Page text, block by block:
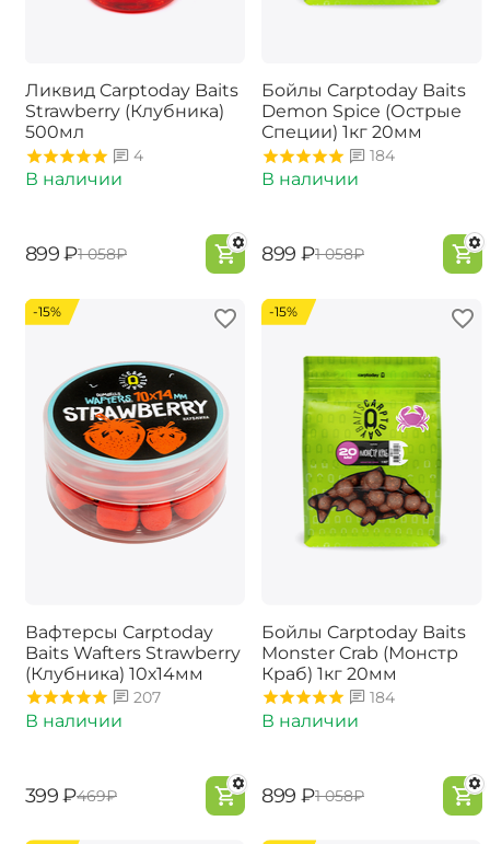
Ликвид Carptoday Baits
Strawberry (Клубника)
500мл
4
В наличии
‍899‍ ₽‍1 058‍₽
Бойлы Carptoday Baits
Demon Spice (Острые
Специи) 1кг 20мм
184
В наличии
‍899‍ ₽‍1 058‍₽
-15%
Вафтерсы Carptoday
Baits Wafters Strawberry
(Клубника) 10х14мм
207
В наличии
‍399‍ ₽‍469‍₽
-15%
Бойлы Carptoday Baits
Monster Crab (Монстр
Краб) 1кг 20мм
184
В наличии
‍899‍ ₽‍1 058‍₽